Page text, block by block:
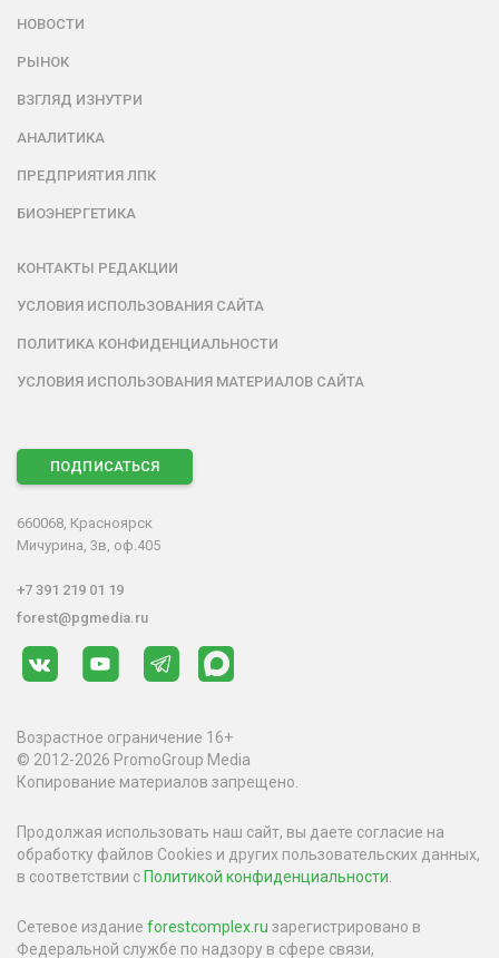
НОВОСТИ
РЫНОК
ВЗГЛЯД ИЗНУТРИ
АНАЛИТИКА
ПРЕДПРИЯТИЯ ЛПК
БИОЭНЕРГЕТИКА
КОНТАКТЫ РЕДАКЦИИ
УСЛОВИЯ ИСПОЛЬЗОВАНИЯ САЙТА
ПОЛИТИКА КОНФИДЕНЦИАЛЬНОСТИ
УСЛОВИЯ ИСПОЛЬЗОВАНИЯ МАТЕРИАЛОВ САЙТА
ПОДПИСАТЬСЯ
660068, Красноярск
Мичурина, 3в, оф.405
+7 391 219 01 19
forest@pgmedia.ru
Возрастное ограничение 16+
© 2012-2026 PromoGroup Media
Копирование материалов запрещено.
Продолжая использовать наш сайт, вы даете согласие на
обработку файлов Cookies и других пользовательских данных,
в соответствии с Политикой конфиденциальности.
Сетевое издание forestcomplex.ru зарегистрировано в
Федеральной службе по надзору в сфере связи,